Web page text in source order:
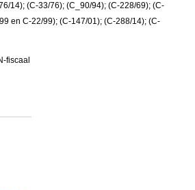
14); (C-33/76); (C_90/94); (C-228/69); (C-
en C-22/99); (C-147/01); (C-288/14); (C-
fiscaal